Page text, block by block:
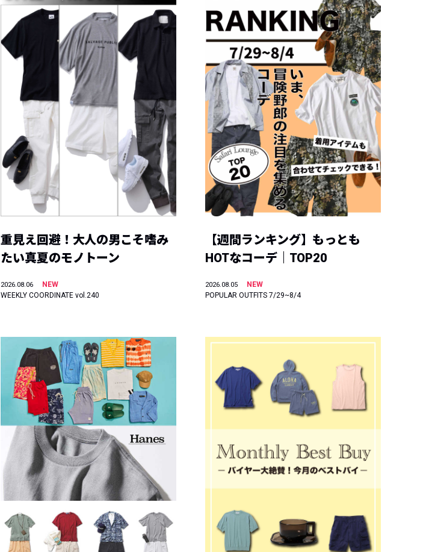
重見え回避！大人の男こそ嗜み
たい真夏のモノトーン
2026.08.06
NEW
WEEKLY COORDINATE vol.240
【週間ランキング】もっとも
HOTなコーデ｜TOP20
2026.08.05
NEW
POPULAR OUTFITS 7/29~8/4